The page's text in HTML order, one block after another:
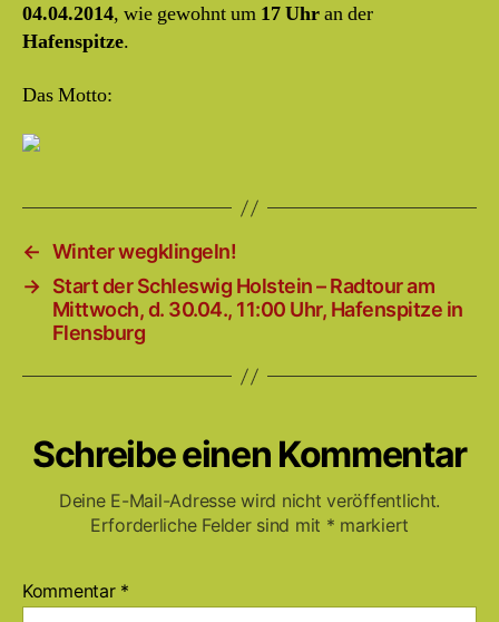
04.04.2014, wie gewohnt um 17 Uhran der
Hafenspitze.
Das Motto:
← Winter wegklingeln!
→ Start der Schleswig Holstein – Radtour am
Mittwoch, d. 30.04., 11:00 Uhr, Hafenspitze in
Flensburg
Schreibe einen Kommentar
Deine E-Mail-Adresse wird nicht veröffentlicht.
Erforderliche Felder sind mit * markiert
Kommentar *